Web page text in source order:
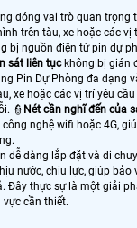
đóng vai trò quan trọng
trên tàu, xe hoặc các
bị nguồn điện từ pin dự
sát liên tục không bị gián
Pin Dự Phòng đa dạng
xe hoặc các vị trí yêu
👮 Nét cần nghĩ đến của
nghệ wifi hoặc 4G,
dễ dàng lắp đặt và di
nước, chịu lực, giúp bảo
Đây thực sự là một giải
vực cần thiết.